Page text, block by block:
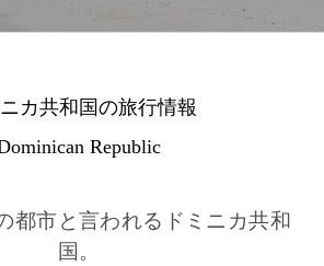
ニカ共和国の旅行情報
Republic
都市と言われるドミニカ共和
国。